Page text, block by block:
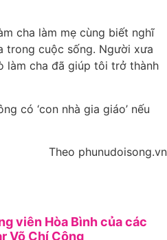
cha làm mẹ cùng biết nghĩ
trong cuộc sống. Người xưa
làm cha đã giúp tôi trở thành
có ‘con nhà gia giáo’ nếu
Theo phunudoisong.vn
viên Hòa Bình của các
Võ Chí Công